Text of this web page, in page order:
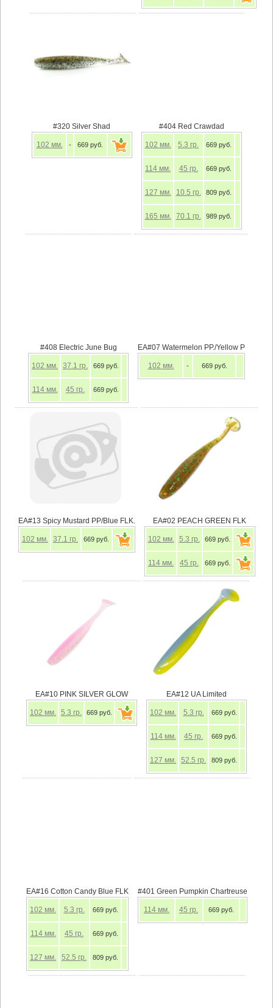
#320 Silver Shad
102 мм. - 669 руб.
#404 Red Crawdad
102 мм. 5.3 гр. 669 руб.
114 мм. 45 гр. 669 руб.
127 мм. 10.5 гр. 809 руб.
165 мм. 70.1 гр. 989 руб.
#408 Electric June Bug
102 мм. 37.1 гр. 669 руб.
114 мм. 45 гр. 669 руб.
EA#07 Watermelon PP./Yellow P
102 мм. - 669 руб.
EA#13 Spicy Mustard PP/Blue FLK.
102 мм. 37.1 гр. 669 руб.
EA#02 PEACH GREEN FLK
102 мм. 5.3 гр. 669 руб.
114 мм. 45 гр. 669 руб.
EA#10 PINK SILVER GLOW
102 мм. 5.3 гр. 669 руб.
EA#12 UA Limited
102 мм. 5.3 гр. 669 руб.
114 мм. 45 гр. 669 руб.
127 мм. 52.5 гр. 809 руб.
EA#16 Cotton Candy Blue FLK
102 мм. 5.3 гр. 669 руб.
114 мм. 45 гр. 669 руб.
127 мм. 52.5 гр. 809 руб.
#401 Green Pumpkin Chartreuse
114 мм. 45 гр. 669 руб.